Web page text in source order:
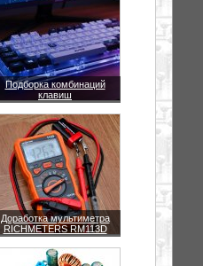
Подборка комбинаций
клавиш
Доработка мультиметра
RICHMETERS RM113D